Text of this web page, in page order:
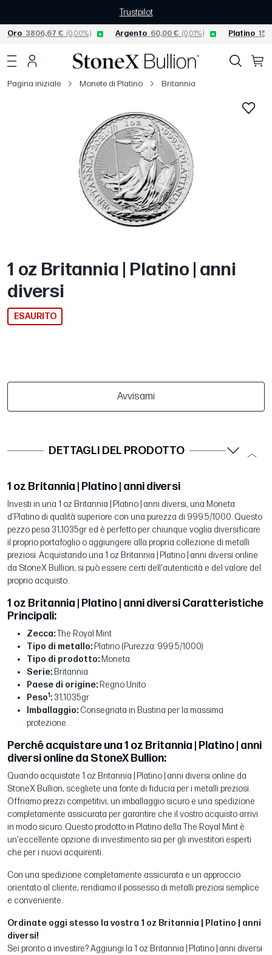
Trustpilot
Oro 3806,67 € (0,00%) Argento 60,00 € (0,01%) Platino
Pagina iniziale Monete di Platino Britannia
1 oz Britannia | Platino | anni
diversi
ESAURITO
Avvisami
DETTAGLI DEL PRODOTTO
1 oz Britannia | Platino | anni diversi
Investi in una 1 oz Britannia | Platino | anni diversi, una Moneta
d'Platino di qualità superiore con una purezza di 999.5/1000. Questo
pezzo pesa 31,1035gr ed è perfetto per chiunque voglia diversificare
il proprio portafoglio o aggiungere alla propria collezione di metalli
preziosi. Acquistando una 1 oz Britannia | Platino | anni diversi online
da StoneX Bullion, si può essere certi dell'autenticità e del valore del
proprio acquisto.
1 oz Britannia | Platino | anni diversi Caratteristiche
Principali:
Zecca:The Royal Mint
Tipo di metallo: Platino (Purezza: 999.5/1000)
Tipo di prodotto: Moneta
Serie: Britannia
Paese di origine: Regno Unito
Peso1: 31,1035gr
Imballaggio: Consegnata in Bustina per la massima
protezione.
Perché acquistare una 1 oz Britannia | Platino | anni
diversi online da StoneX Bullion:
Quando acquistate 1 oz Britannia | Platino | anni diversi online da
StoneX Bullion, scegliete una fonte di fiducia per i metalli preziosi.
Offriamo prezzi competitivi, un imballaggio sicuro e una spedizione
completamente assicurata per garantire che il vostro acquisto arrivi
in modo sicuro. Questo prodotto in Platino della The Royal Mint è
un'eccellente opzione di investimento sia per gli investitori esperti
che per i nuovi acquirenti.
Con una spedizione completamente assicurata e un approccio
orientato al cliente, rendiamo il possesso di metalli preziosi semplice
e conveniente.
Ordinate oggi stesso la vostra 1 oz Britannia | Platino | anni
diversi!
Sei pronto a investire? Aggiungi la 1 oz Britannia | Platino | anni diversi